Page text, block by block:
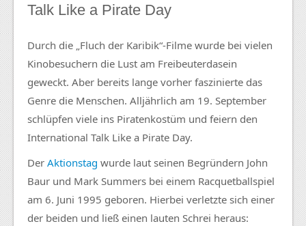
Talk Like a Pirate Day
Durch die „Fluch der Karibik“-Filme wurde bei vielen
Kinobesuchern die Lust am Freibeuterdasein
geweckt. Aber bereits lange vorher faszinierte das
Genre die Menschen. Alljährlich am 19. September
schlüpfen viele ins Piratenkostüm und feiern den
International Talk Like a Pirate Day.
Der Aktionstag wurde laut seinen Begründern John
Baur und Mark Summers bei einem Racquetballspiel
am 6. Juni 1995 geboren. Hierbei verletzte sich einer
der beiden und ließ einen lauten Schrei heraus: